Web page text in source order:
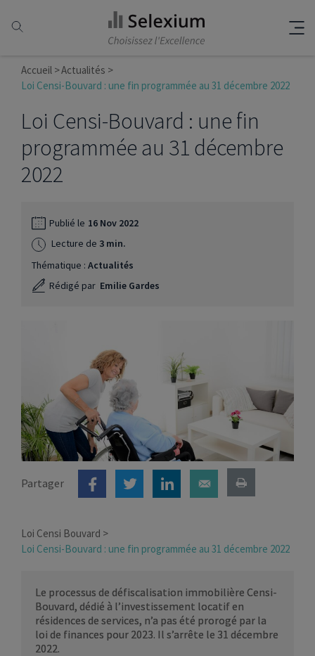
Accueil
Actualités
Loi Censi-Bouvard : une fin programmée au 31 décembre 2022
Loi Censi-Bouvard : une fin
programmée au 31 décembre
2022
Publié le 16 Nov 2022
Lecture de 3 min.
Thématique : Actualités
Rédigé par Emilie Gardes
Partager
Loi Censi Bouvard
Loi Censi-Bouvard : une fin programmée au 31 décembre 2022
Le processus de défiscalisation immobilière Censi-
Bouvard, dédié à l’investissement locatif en
résidences de services, n’a pas été prorogé par la
loi de finances pour 2023. Il s’arrête le 31 décembre
2022.